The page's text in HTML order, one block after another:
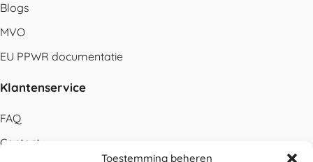
Toestemming beheren
Blogs
MVO
EU PPWR documentatie
Klantenservice
FAQ
Contact